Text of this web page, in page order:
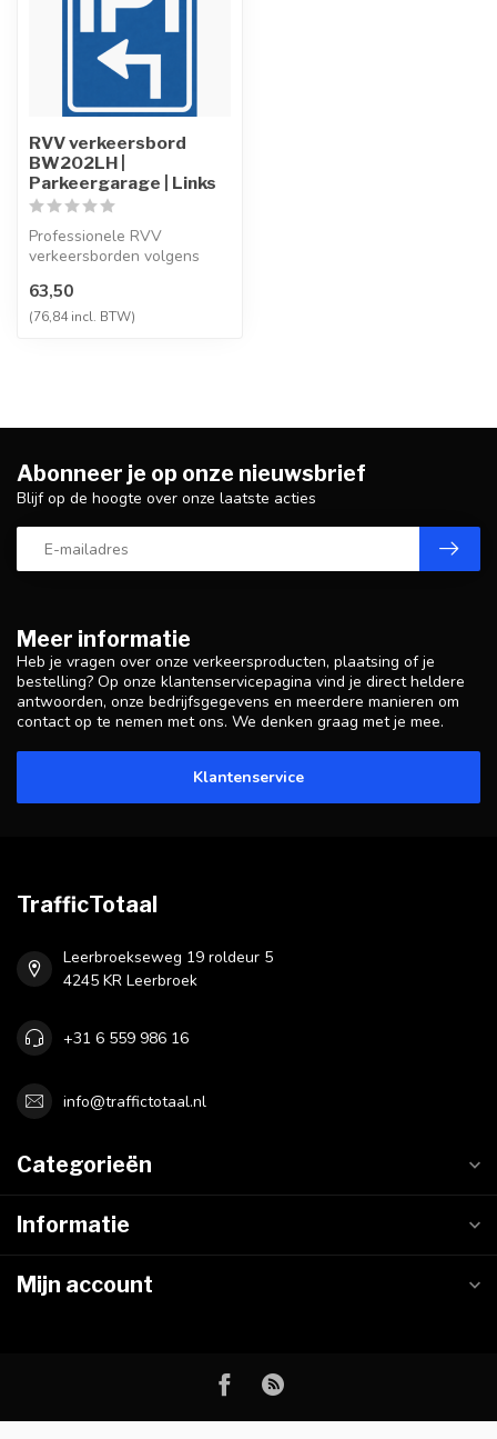
RVV verkeersbord
BW202LH |
Parkeergarage | Links
Professionele RVV
verkeersborden volgens
vervaardigd uit hoogwaa...
63,50
(76,84 incl. BTW)
Meer informatie
Heb je vragen over onze verkeersproducten, plaatsing of je
bestelling? Op onze klantenservicepagina vind je direct heldere
antwoorden, onze bedrijfsgegevens en meerdere manieren om
contact op te nemen met ons. We denken graag met je mee.
Klantenservice
Abonneer je op onze nieuwsbrief
Blijf op de hoogte over onze laatste acties
TrafficTotaal
Leerbroekseweg 19 roldeur 5
4245 KR Leerbroek
+31 6 559 986 16
info@traffictotaal.nl
Categorieën
Informatie
Mijn account